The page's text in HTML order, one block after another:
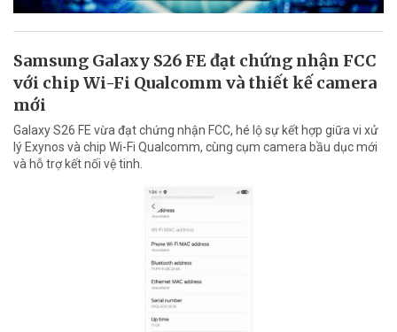
Samsung Galaxy S26 FE đạt chứng nhận FCC
với chip Wi-Fi Qualcomm và thiết kế camera
mới
Galaxy S26 FE vừa đạt chứng nhận FCC, hé lộ sự kết hợp giữa vi xử
lý Exynos và chip Wi-Fi Qualcomm, cùng cụm camera bầu dục mới
và hỗ trợ kết nối vệ tinh.